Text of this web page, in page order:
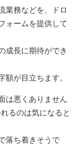
業務などを、ドロ
ォームを提供して
成長に期待ができ
額が目立ちます。
は悪くありません
るのは気になると
落ち着きそうで